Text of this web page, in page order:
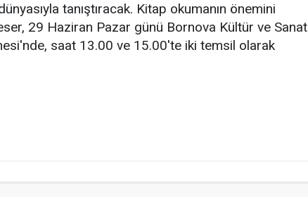
tanıştıracak. Kitap okumanın önemini
29 Haziran Pazar günü Bornova Kültür ve Sanat
saat 13.00 ve 15.00'te iki temsil olarak